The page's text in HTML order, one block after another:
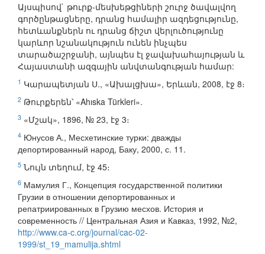
Այսպիսով` թուրք-մեսխեթցիների շուրջ ծավալվող
գործընթացները, դրանց համալիր ազդեցությունը,
հետևանքներն ու դրանց ճիշտ վերլուծությունը
կարևոր նշանակություն ունեն ինչպես
տարածաշրջանի, այնպես էլ ջավախահայության և
Հայաստանի ազգային անվտանգության համար:
1 Կարապետյան Ս., «Ախալցխա», Երևան, 2008, էջ 8։
2 Թուրքերեն՝ «Ahıska Türkleri».
3 «Մշակ», 1896, № 23, էջ 3։
4 Юнусов А., Месхетинские турки: дважды
депортированный народ, Баку, 2000, с. 11.
5 Նույն տեղում, էջ 45։
6 Мамулия Г., Концепция государственной политики
Грузии в отношении депортированных и
репатриированных в Грузию месхов. История и
современность // Центральная Азия и Кавказ, 1992, №2,
http://www.ca-c.org/journal/cac-02-
1999/st_19_mamulija.shtml